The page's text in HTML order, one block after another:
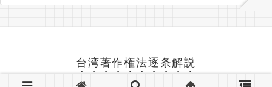
台湾著作権法逐条解説